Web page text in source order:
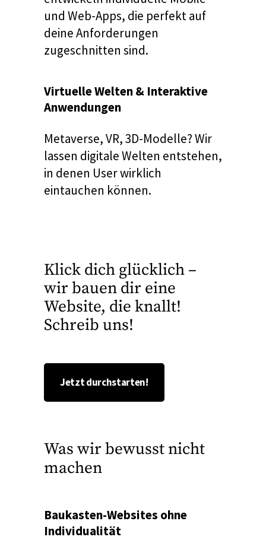
und Web-Apps, die perfekt auf
deine Anforderungen
zugeschnitten sind.
Virtuelle Welten & Interaktive
Anwendungen
Metaverse, VR, 3D-Modelle? Wir
lassen digitale Welten entstehen,
in denen User wirklich
eintauchen können.
Klick dich glücklich –
wir bauen dir eine
Website, die knallt!
Schreib uns!
Jetzt durchstarten!
Was wir bewusst nicht
machen
Baukasten-Websites ohne
Individualität